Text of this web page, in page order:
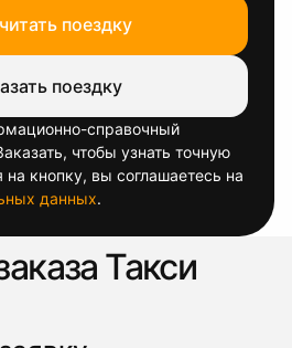
поездку
поездку
справочный
чтобы узнать точную
кнопку, вы соглашаетесь на
данных.
Такси